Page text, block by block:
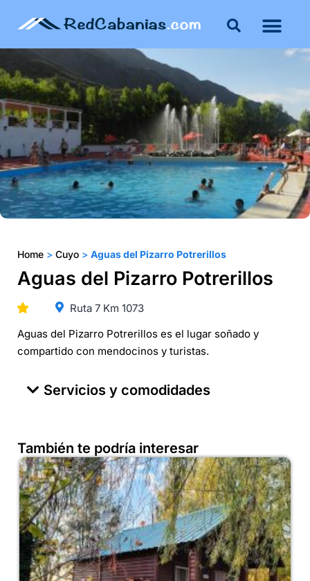
Home > Cuyo > Aguas del Pizarro Potrerillos
Aguas del Pizarro Potrerillos
Ruta 7 Km 1073
Aguas del Pizarro Potrerillos es el lugar soñado y
compartido con mendocinos y turistas.
Servicios y comodidades
También te podría interesar